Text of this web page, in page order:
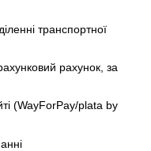
транспортної
рахунок, за
(WayForPay/plata by